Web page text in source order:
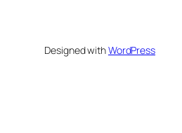
Designed withWordPress